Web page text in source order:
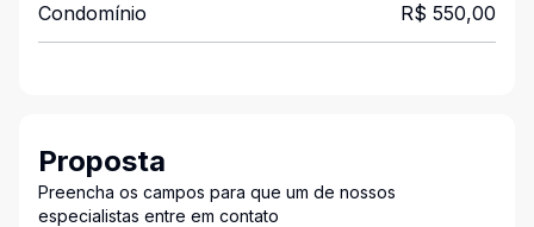
Condomínio R$ 550,00
Proposta
Preencha os campos para que um de nossos
especialistas entre em contato